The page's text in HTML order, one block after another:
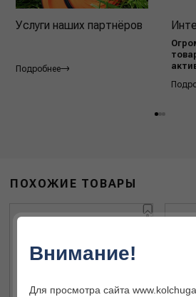
Услуги наших партнёров
Подробнее
ПОХОЖИЕ ТОВАРЫ
Внимание!
Для просмотра сайта